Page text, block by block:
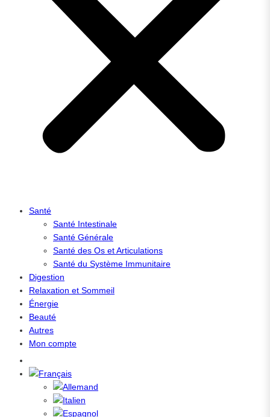
Santé
Santé Intestinale
Santé Générale
Santé des Os et Articulations
Santé du Système Immunitaire
Digestion
Relaxation et Sommeil
Énergie
Beauté
Autres
Mon compte